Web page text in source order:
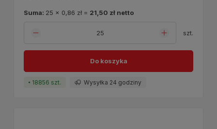
szt.
Do koszyka
Suma: 25 x 0,86 zł = 21,50 zł netto
18856 szt. Wysyłka 24 godziny